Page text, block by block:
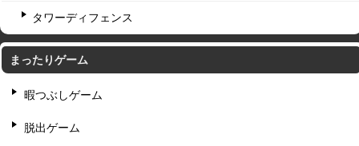
タワーディフェンス
まったりゲーム
暇つぶしゲーム
脱出ゲーム